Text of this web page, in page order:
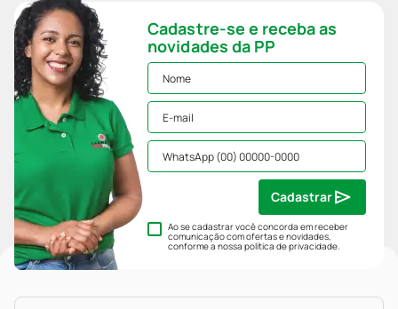
Cadastre-se e receba as
novidades da PP
Ao se cadastrar você concorda em receber
comunicação com ofertas e novidades,
conforme a nossapolítica de privacidade.
Cadastrar